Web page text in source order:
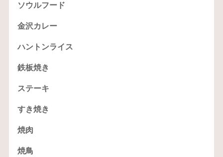
ソウルフード
金沢カレー
ハントンライス
鉄板焼き
ステーキ
すき焼き
焼肉
焼鳥